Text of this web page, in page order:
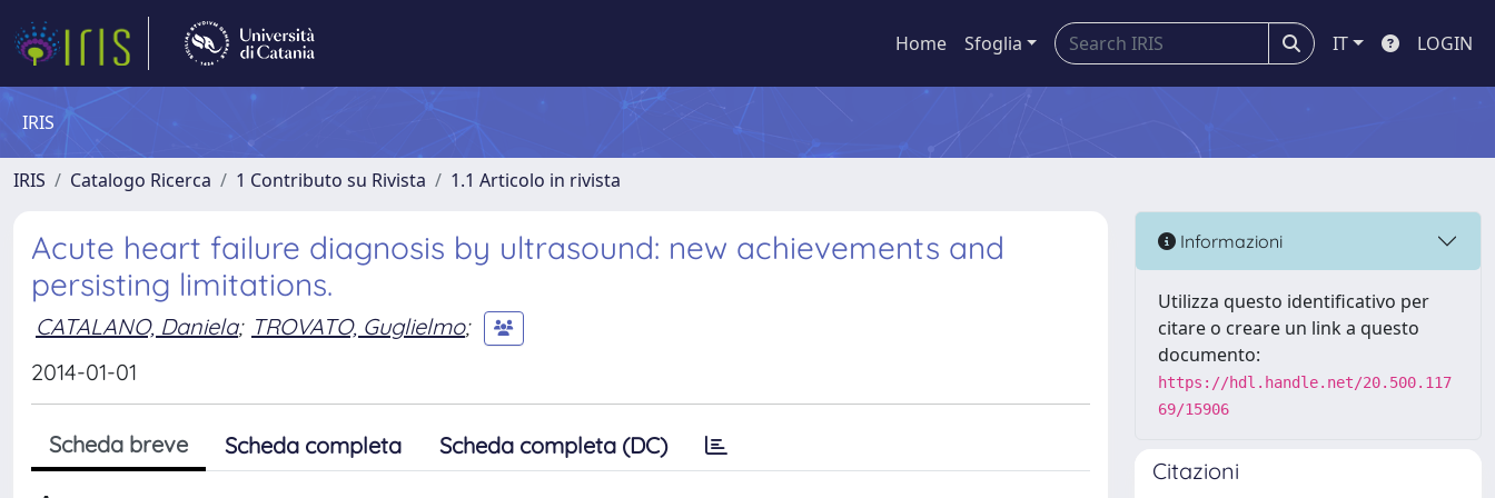
Home Sfoglia IT LOGIN
IRIS
IRIS Catalogo Ricerca 1 Contributo su Rivista 1.1 Articolo in rivista
Acute heart failure diagnosis by ultrasound: new achievements and
persisting limitations.
CATALANO, Daniela; TROVATO, Guglielmo;
2014-01-01
Scheda breve Scheda completa Scheda completa (DC)
Informazioni
Utilizza questo identificativo per
citare o creare un link a questo
documento:
https://hdl.handle.net/20.500.117
69/15906
Citazioni